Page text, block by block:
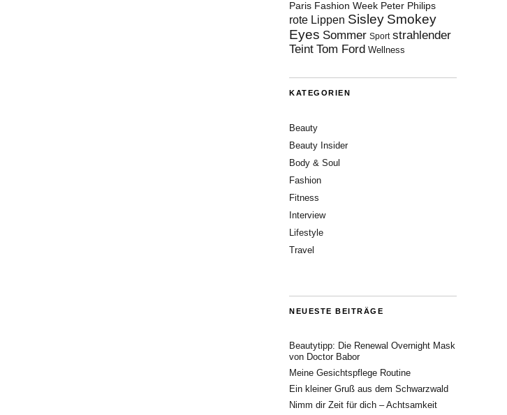
Paris Fashion Week Peter Philips
rote Lippen Sisley Smokey
Eyes Sommer Sport strahlender
Teint Tom Ford Wellness
KATEGORIEN
Beauty
Beauty Insider
Body & Soul
Fashion
Fitness
Interview
Lifestyle
Travel
NEUESTE BEITRÄGE
Beautytipp: Die Renewal Overnight Mask
von Doctor Babor
Meine Gesichtspflege Routine
Ein kleiner Gruß aus dem Schwarzwald
Nimm dir Zeit für dich – Achtsamkeit